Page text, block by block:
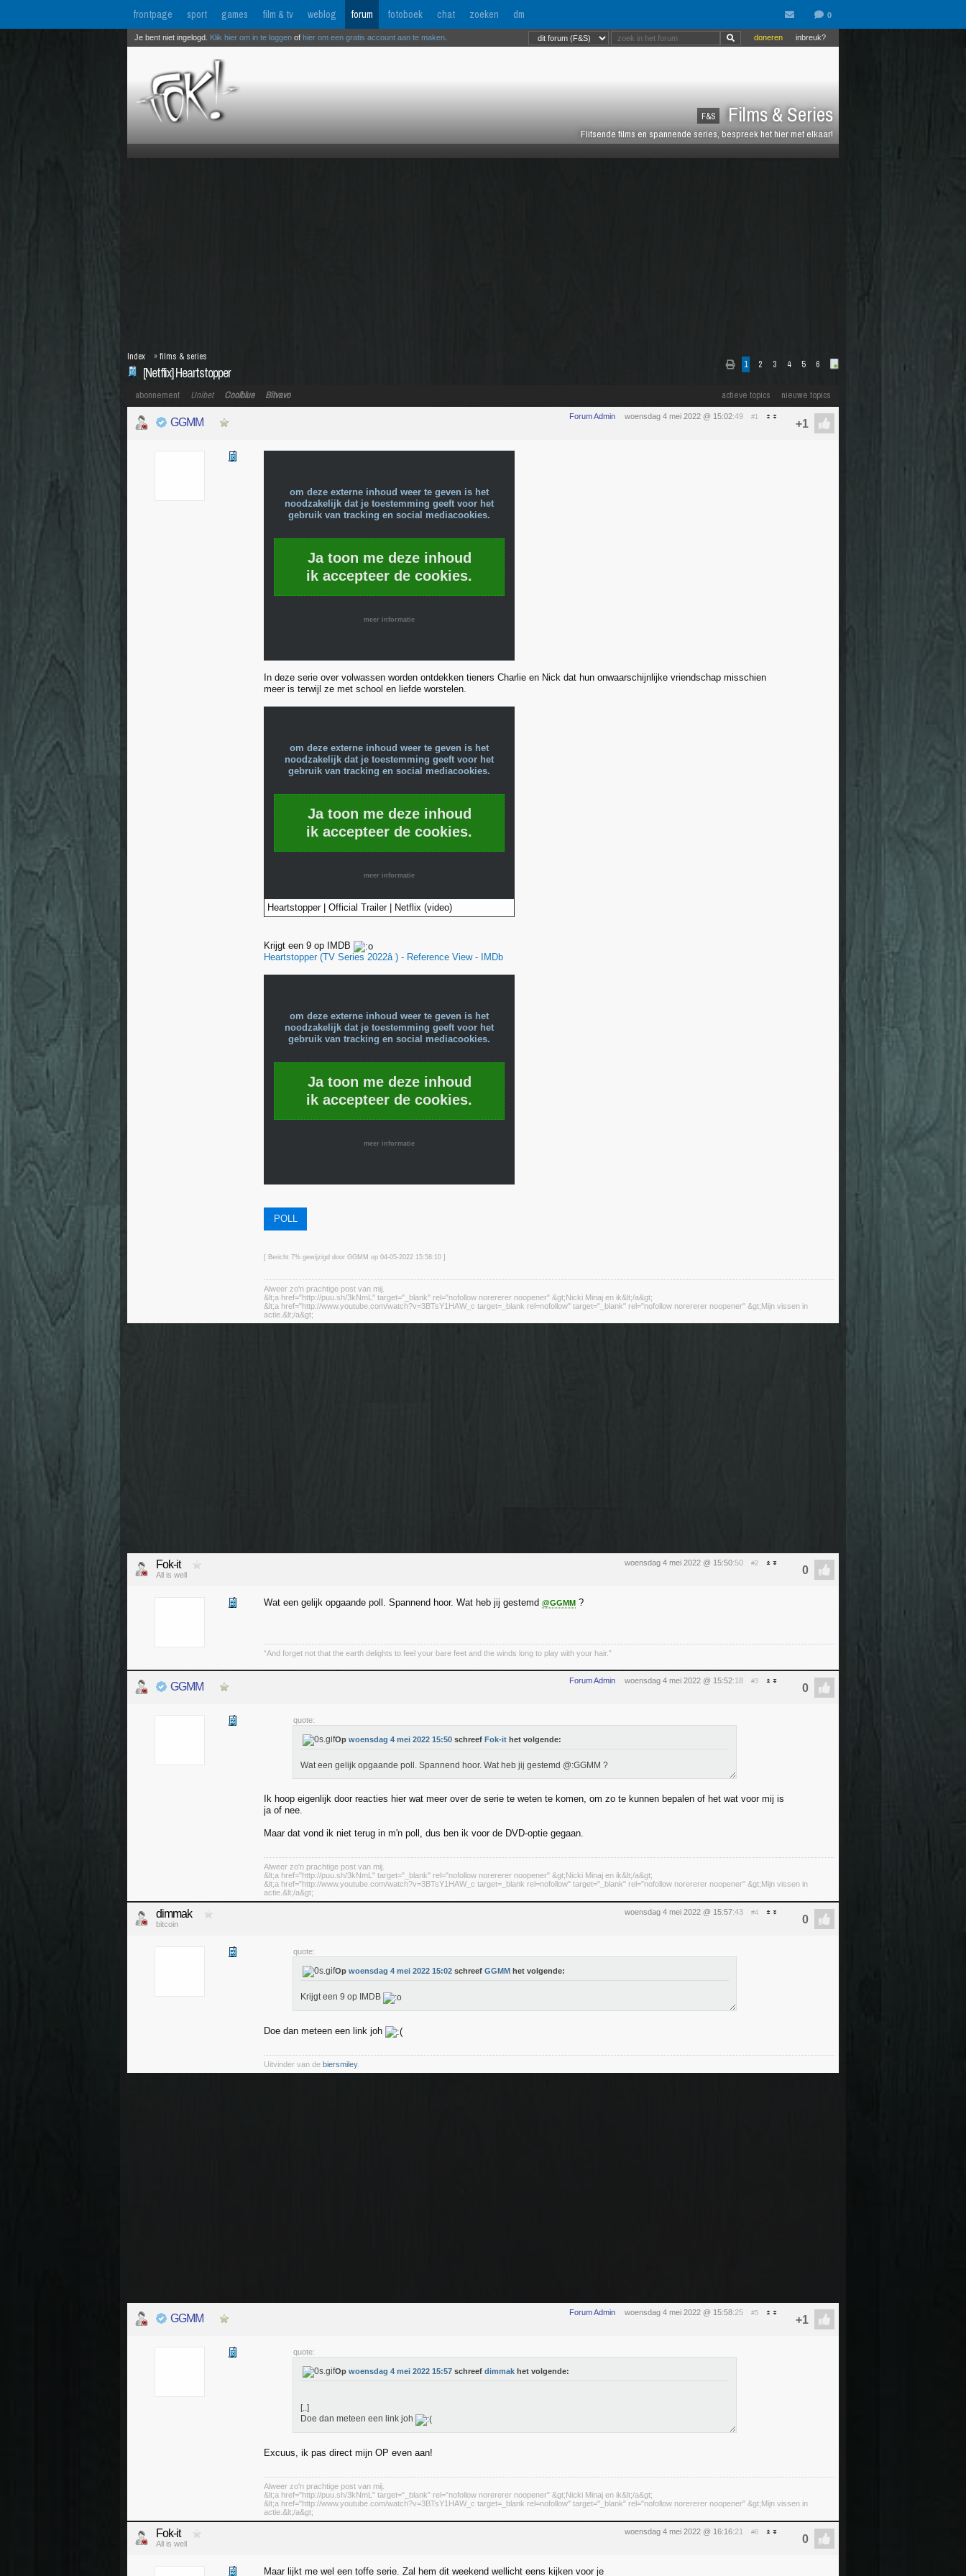
frontpage sport games film & tv weblog forum fotoboek chat zoeken dm
F&S Films & Series
Flitsende films en spannende series, bespreek het hier met elkaar!
inbreuk?
doneren
Je bent niet ingelogd. Klik hier om in te loggen of hier om een gratis account aan te maken
1 2 3 4 5 6
[Netflix] Heartstopper
Index »films & series
actieve topics nieuwe topics
abonnement Unibet Coolblue Bitvavo
Forum Admin woensdag 4 mei 2022 @ 15:02:49 #1
GGMM
om deze externe inhoud weer te geven is het
noodzakelijk dat je toestemming geeft voor het
gebruik van tracking en social mediacookies.
Ja toon me deze inhoud
ik accepteer de cookies.
meer informatie
In deze serie over volwassen worden ontdekken tieners Charlie en Nick dat hun onwaarschijnlijke vriendschap misschien
meer is terwijl ze met school en liefde worstelen.
om deze externe inhoud weer te geven is het
noodzakelijk dat je toestemming geeft voor het
gebruik van tracking en social mediacookies.
Ja toon me deze inhoud
ik accepteer de cookies.
meer informatie
Heartstopper | Official Trailer | Netflix (video)
Krijgt een 9 op IMDB
Heartstopper (TV Series 2022â ) - Reference View - IMDb
om deze externe inhoud weer te geven is het
noodzakelijk dat je toestemming geeft voor het
gebruik van tracking en social mediacookies.
Ja toon me deze inhoud
ik accepteer de cookies.
meer informatie
POLL
[ Bericht 7% gewijzigd door GGMM op 04-05-2022 15:58:10 ]
Alweer zo'n prachtige post van mij.
&lt;a href="http://puu.sh/3kNmL" target="_blank" rel="nofollow norererer noopener" &gt;Nicki Minaj en ik&lt;/a&gt;
&lt;a href="http://www.youtube.com/watch?v=3BTsY1HAW_c target=_blank rel=nofollow" target="_blank" rel="nofollow norererer noopener" &gt;Mijn vissen in
actie.&lt;/a&gt;
woensdag 4 mei 2022 @ 15:50:50 #2
Fok-it
All is well
Wat een gelijk opgaande poll. Spannend hoor. Wat heb jij gestemd @GGMM ?
“And forget not that the earth delights to feel your bare feet and the winds long to play with your hair.”
Forum Admin woensdag 4 mei 2022 @ 15:52:18 #3
GGMM
quote:
Op woensdag 4 mei 2022 15:50 schreef Fok-it het volgende:
Wat een gelijk opgaande poll. Spannend hoor. Wat heb jij gestemd @:GGMM ?
Ik hoop eigenlijk door reacties hier wat meer over de serie te weten te komen, om zo te kunnen bepalen of het wat voor mij is
ja of nee.
Maar dat vond ik niet terug in m'n poll, dus ben ik voor de DVD-optie gegaan.
Alweer zo'n prachtige post van mij.
&lt;a href="http://puu.sh/3kNmL" target="_blank" rel="nofollow norererer noopener" &gt;Nicki Minaj en ik&lt;/a&gt;
&lt;a href="http://www.youtube.com/watch?v=3BTsY1HAW_c target=_blank rel=nofollow" target="_blank" rel="nofollow norererer noopener" &gt;Mijn vissen in
actie.&lt;/a&gt;
woensdag 4 mei 2022 @ 15:57:43 #4
dimmak
bitcoin
quote:
Op woensdag 4 mei 2022 15:02 schreef GGMM het volgende:
Krijgt een 9 op IMDB
Doe dan meteen een link joh
Uitvinder van de biersmiley.
Forum Admin woensdag 4 mei 2022 @ 15:58:25 #5
GGMM
quote:
Op woensdag 4 mei 2022 15:57 schreef dimmak het volgende:
[..]
Doe dan meteen een link joh
Excuus, ik pas direct mijn OP even aan!
Alweer zo'n prachtige post van mij.
&lt;a href="http://puu.sh/3kNmL" target="_blank" rel="nofollow norererer noopener" &gt;Nicki Minaj en ik&lt;/a&gt;
&lt;a href="http://www.youtube.com/watch?v=3BTsY1HAW_c target=_blank rel=nofollow" target="_blank" rel="nofollow norererer noopener" &gt;Mijn vissen in
actie.&lt;/a&gt;
woensdag 4 mei 2022 @ 16:16:21 #6
Fok-it
All is well
Maar lijkt me wel een toffe serie. Zal hem dit weekend wellicht eens kijken voor je